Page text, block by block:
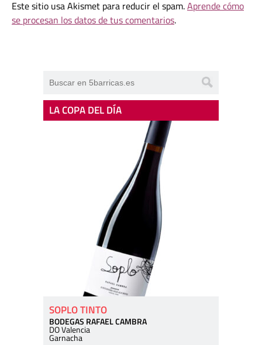
Este sitio usa Akismet para reducir el spam.Aprende cómo
se procesan los datos de tus comentarios.
LA COPA DEL DÍA
SOPLO TINTO
BODEGAS RAFAEL CAMBRA
DO Valencia
Garnacha